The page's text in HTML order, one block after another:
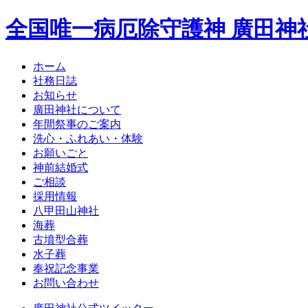
全国唯一病厄除守護神 廣田神
ホーム
社務日誌
お知らせ
廣田神社について
年間祭事のご案内
洗心・ふれあい・体験
お願いごと
神前結婚式
ご相談
採用情報
八甲田山神社
海葬
古墳型合葬
水子葬
奉祝記念事業
お問い合わせ